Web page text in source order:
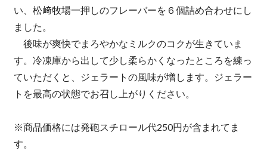
い、松﨑牧場一押しのフレーバーを６個詰め合わせにし
ました。
後味が爽快でまろやかなミルクのコクが生きていま
す。冷凍庫から出して少し柔らかくなったところを練っ
ていただくと、ジェラートの風味が増します。ジェラー
トを最高の状態でお召し上がりください。
※商品価格には発砲スチロール代250円が含まれてま
す。